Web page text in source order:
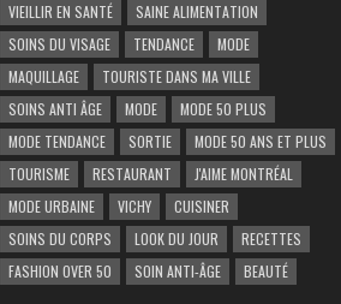
VIEILLIR EN SANTÉ
SAINE ALIMENTATION
SOINS DU VISAGE
TENDANCE
MODE
MAQUILLAGE
TOURISTE DANS MA VILLE
SOINS ANTI ÂGE
MODE
MODE 50 PLUS
MODE TENDANCE
SORTIE
MODE 50 ANS ET PLUS
TOURISME
RESTAURANT
J'AIME MONTRÉAL
MODE URBAINE
VICHY
CUISINER
SOINS DU CORPS
LOOK DU JOUR
RECETTES
FASHION OVER 50
SOIN ANTI-ÂGE BEAUTÉ